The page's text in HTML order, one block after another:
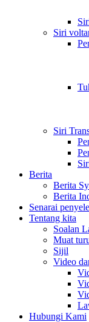
Siri
Siri
Berita
Berita
Berita
Senarai
Tentang kita
Soalan
Muat
Sijil
Video
Hubungi Kami